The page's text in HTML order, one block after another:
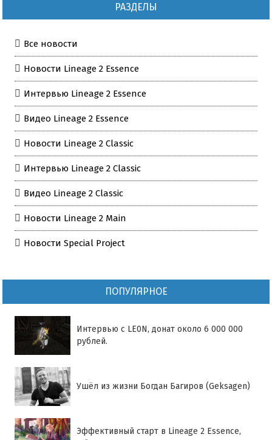
РАЗДЕЛЫ
Все новости
Новости Lineage 2 Essence
Интервью Lineage 2 Essence
Видео Lineage 2 Essence
Новости Lineage 2 Classic
Интервью Lineage 2 Classic
Видео Lineage 2 Classic
Новости Lineage 2 Main
Новости Special Project
ПОПУЛЯРНОЕ
Интервью с LE0N, донат около 6 000 000
рублей.
Ушёл из жизни Богдан Багиров (Geksagen)
Эффективный старт в Lineage 2 Essence,